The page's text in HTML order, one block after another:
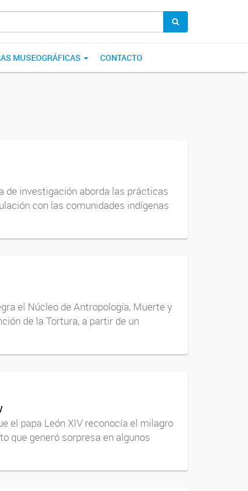
MUSEOGRÁFICAS CONTACTO
de investigación aborda las prácticas
con las comunidades indígenas
el Núcleo de Antropología, Muerte y
de la Tortura, a partir de un
el papa León XIV reconocía el milagro
que generó sorpresa en algunos